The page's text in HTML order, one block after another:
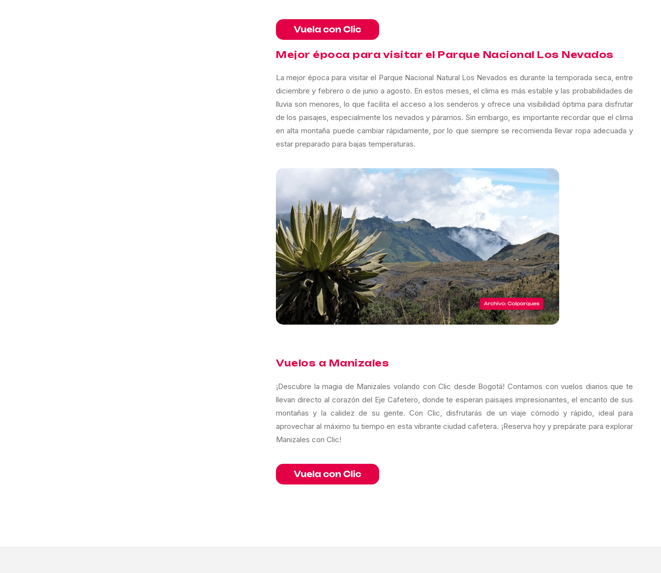
Mejor época para visitar el Parque Nacional Los Nevados
La mejor época para visitar el Parque Nacional Natural Los Nevados es durante la temporada seca, entre
diciembre y febrero o de junio a agosto. En estos meses, el clima es más estable y las probabilidades de
lluvia son menores, lo que facilita el acceso a los senderos y ofrece una visibilidad óptima para disfrutar
de los paisajes, especialmente los nevados y páramos. Sin embargo, es importante recordar que el clima
en alta montaña puede cambiar rápidamente, por lo que siempre se recomienda llevar ropa adecuada y
estar preparado para bajas temperaturas.
Vuelos a Manizales
¡Descubre la magia de Manizales volando con Clic desde Bogotá! Contamos con vuelos diarios que te
llevan directo al corazón del Eje Cafetero, donde te esperan paisajes impresionantes, el encanto de sus
montañas y la calidez de su gente. Con Clic, disfrutarás de un viaje cómodo y rápido, ideal para
aprovechar al máximo tu tiempo en esta vibrante ciudad cafetera. ¡Reserva hoy y prepárate para explorar
Manizales con Clic!